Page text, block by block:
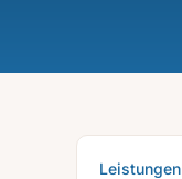
Leistungen